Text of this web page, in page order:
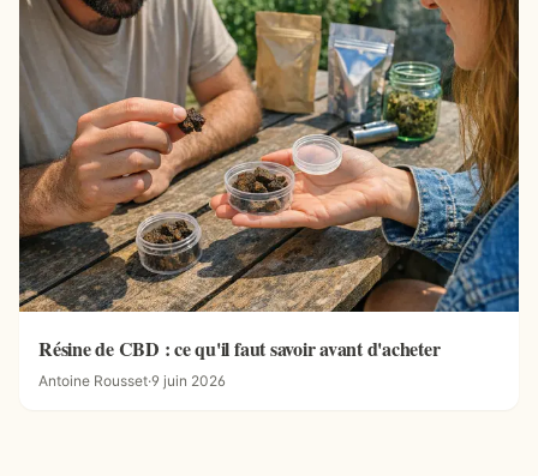
Résine de CBD : ce qu'il faut savoir avant d'acheter
Antoine Rousset·9 juin 2026